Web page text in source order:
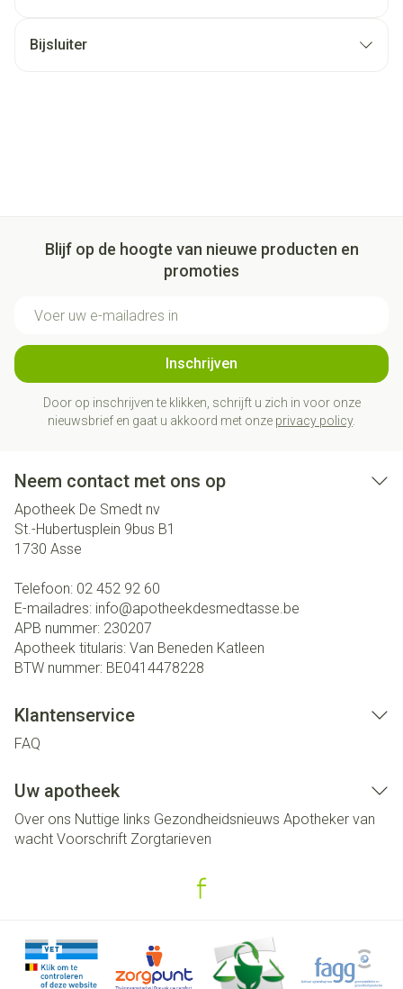
Bijsluiter
Blijf op de hoogte van nieuwe producten en
promoties
Inschrijven
Door op inschrijven te klikken, schrijft u zich in voor onze
nieuwsbrief en gaat u akkoord met onze privacy policy.
Neem contact met ons op
Apotheek De Smedt nv
St.-Hubertusplein 9bus B1
1730 Asse
Telefoon: 02 452 92 60
E-mailadres: info@apotheekdesmedtasse.be
APB nummer: 230207
Apotheek titularis: Van Beneden Katleen
BTW nummer: BE0414478228
Klantenservice
FAQ
Uw apotheek
Over ons Nuttige links Gezondheidsnieuws Apotheker van
wacht Voorschrift Zorgtarieven